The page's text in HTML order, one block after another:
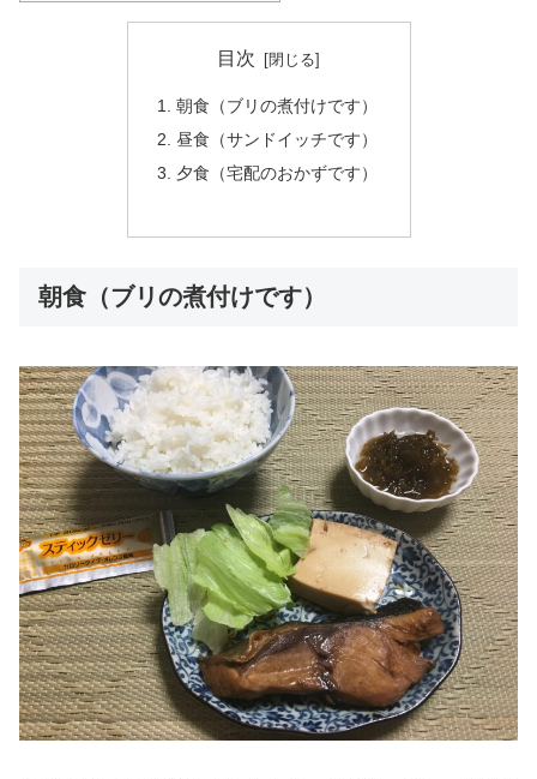
目次
朝食（ブリの煮付けです）
昼食（サンドイッチです）
夕食（宅配のおかずです）
朝食（ブリの煮付けです）